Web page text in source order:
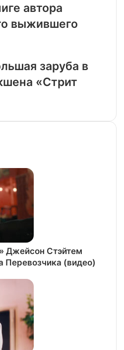
автора
выжившего
заруба в
«Стрит
Джейсон Стэйтем
Перевозчика (видео)